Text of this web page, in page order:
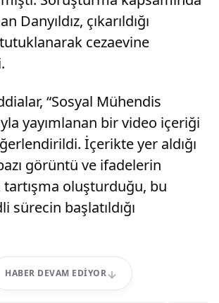
Danyıldız, çıkarıldığı
cezaevine
“Sosyal Mühendis
yayımlanan bir video içeriği
İçerikte yer aldığı
görüntü ve ifadelerin
oluşturduğu, bu
sürecin başlatıldığı
HABER DEVAM EDIYOR